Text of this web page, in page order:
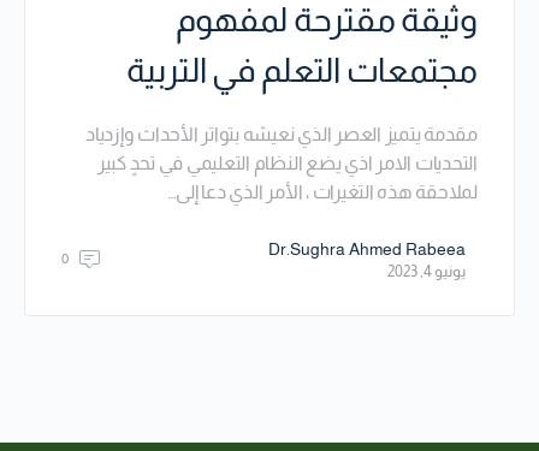
وثيقة مقترحة لمفهوم
مجتمعات التعلم في التربية
مقدمة يتميز العصر الذي نعيشه بتواتر الأحداث وإزدياد
التحديات الامر اذي يضع النظام التعليمي في تحدٍ كبير
لملاحقة هذه التغيرات ، الأمر الذي دعا إلى…
Dr.Sughra Ahmed Rabeea
يونيو 4, 2023
0